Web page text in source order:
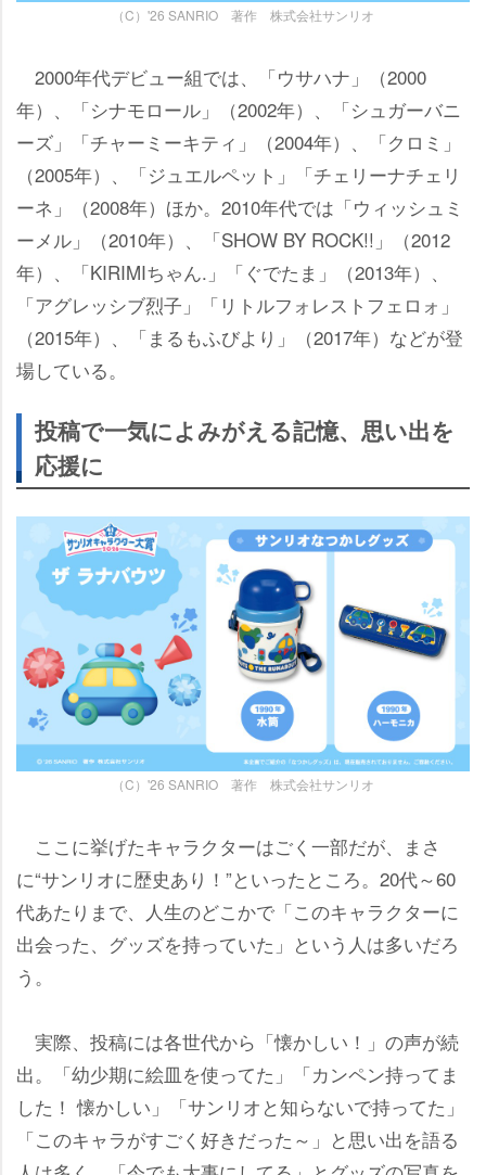
（C）'26 SANRIO 著作 株式会社サンリオ
2000年代デビュー組では、「ウサハナ」（2000
年）、「シナモロール」（2002年）、「シュガーバニ
ーズ」「チャーミーキティ」（2004年）、「クロミ」
（2005年）、「ジュエルペット」「チェリーナチェリ
ーネ」（2008年）ほか。2010年代では「ウィッシュミ
ーメル」（2010年）、「SHOW BY ROCK!!」（2012
年）、「KIRIMIちゃん.」「ぐでたま」（2013年）、
「アグレッシブ烈子」「リトルフォレストフェロォ」
（2015年）、「まるもふびより」（2017年）などが登
場している。
投稿で一気によみがえる記憶、思い出を
応援に
（C）'26 SANRIO 著作 株式会社サンリオ
ここに挙げたキャラクターはごく一部だが、まさ
に“サンリオに歴史あり！”といったところ。20代～60
代あたりまで、人生のどこかで「このキャラクターに
出会った、グッズを持っていた」という人は多いだろ
う。
実際、投稿には各世代から「懐かしい！」の声が続
出。「幼少期に絵皿を使ってた」「カンペン持ってま
した！ 懐かしい」「サンリオと知らないで持ってた」
「このキャラがすごく好きだった～」と思い出を語る